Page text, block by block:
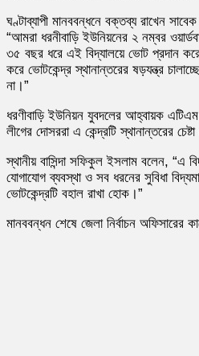
ঘণ্টাব্যাপী মানববন্ধনে বক্তব্য রাখেন
“আমরা ধরনীবাড়ি ইউনিয়নের ২ নম্বর
৩৫ বছর ধরে এই বিদ্যালয়ে ভোট প্রদান
করে ভোটকেন্দ্র স্থানান্তরের ষড়যন্ত্র
না।”
ধরণীবাড়ি ইউনিয়ন যুবদলের আহ্বায়ক
লীগের দোসররা এ কেন্দ্রটি স্থানান্তরের চেষ্টা
স্থানীয় বাসিন্দা সফিকুল ইসলাম বলেন, “এ
যোগাযোগ ব্যবস্থা ও সব ধরনের সুবিধা
ভোটকেন্দ্রটি বহাল রাখা হোক।”
মানববন্ধন শেষে জেলা নির্বাচন অফিসারের